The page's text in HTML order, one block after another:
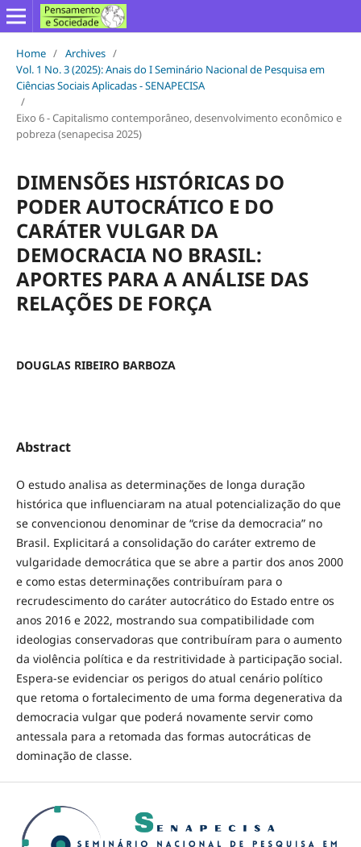
Home / Archives /
Vol. 1 No. 3 (2025): Anais do I Seminário Nacional de Pesquisa em
Ciências Sociais Aplicadas - SENAPECISA
/
Eixo 6 - Capitalismo contemporâneo, desenvolvimento econômico e
pobreza (senapecisa 2025)
DIMENSÕES HISTÓRICAS DO
PODER AUTOCRÁTICO E DO
CARÁTER VULGAR DA
DEMOCRACIA NO BRASIL:
APORTES PARA A ANÁLISE DAS
RELAÇÕES DE FORÇA
DOUGLAS RIBEIRO BARBOZA
Abstract
O estudo analisa as determinações de longa duração
histórica que influenciaram na atual potencialização do que
se convencionou denominar de “crise da democracia” no
Brasil. Explicitará a consolidação do caráter extremo de
vulgaridade democrática que se abre a partir dos anos 2000
e como estas determinações contribuíram para o
recrudescimento do caráter autocrático do Estado entre os
anos 2016 e 2022, mostrando sua compatibilidade com
ideologias conservadoras que contribuíram para o aumento
da violência política e da restritividade à participação social.
Espera-se evidenciar os perigos do atual cenário político
que retoma o fortalecimento de uma forma degenerativa da
democracia vulgar que poderá novamente servir como
antessala para a retomada das formas autocráticas de
dominação de classe.